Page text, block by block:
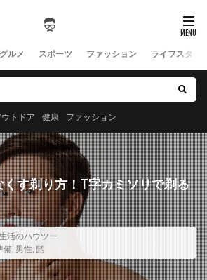
グルメ スポーツ ファッション ライフスタイ
ウトドア 健康 ファッション
す剃り方！T字カミソリで剃る
活のハウツー
備, 男性, 髭